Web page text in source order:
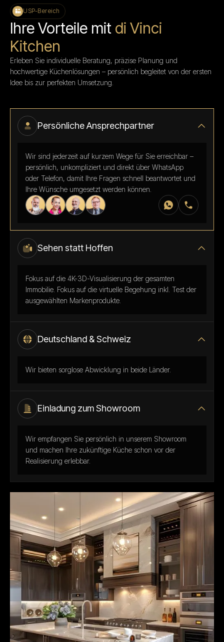
USP-Bereich
Ihre Vorteile mit di Vinci
Kitchen
Erleben Sie individuelle Beratung, präzise Planung und
hochwertige Küchenlösungen – persönlich begleitet von der ersten
Idee bis zur perfekten Umsetzung.
Persönliche Ansprechpartner
Wir sind jederzeit auf kurzem Wege für Sie erreichbar –
persönlich, unkompliziert und direkt über WhatsApp
oder Telefon, damit Ihre Fragen schnell beantwortet und
Ihre Wünsche umgesetzt werden können.
Sehen statt Hoffen
Fokus auf die 4K-3D-Visualisierung der gesamten
Immobilie. Fokus auf die virtuelle Begehung inkl. Test der
ausgewählten Markenprodukte.
Deutschland & Schweiz
Wir bieten sorglose Abwicklung in beide Länder.
Einladung zum Showroom
Wir empfangen Sie persönlich in unserem Showroom
und machen Ihre zukünftige Küche schon vor der
Realisierung erlebbar.